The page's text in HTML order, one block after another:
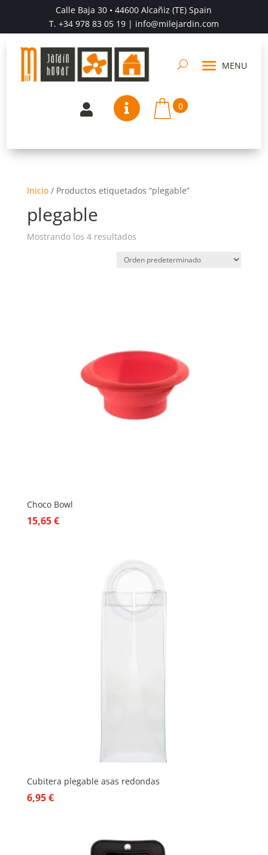
Calle Baja 30 • 44600 Alcañiz (TE) Spain
T. +34 978 83 05 19| info@milejardin.com
  0
Inicio/ Productos etiquetados “plegable”
plegable
Mostrando los 4 resultados
Choco Bowl
15,65€
Cubitera plegable asas redondas
6,95€